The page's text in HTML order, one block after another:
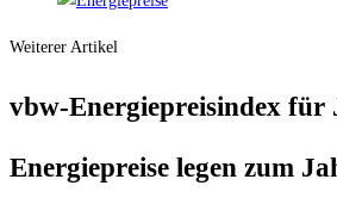
Weiterer Artikel
vbw-Ener­gie­preis­in­dex für
Ener­gie­prei­se legen zum